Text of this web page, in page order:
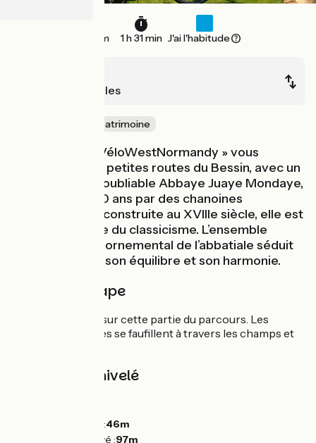
23 km 1 h 31 min J'ai l'habitude
Tilly-sur-Seulles
Nature & petit patrimoine
La véloroute « VéloWestNormandy » vous
conduira sur les petites routes du Bessin, avec un
passage par l’inoubliable Abbaye Juaye Mondaye,
édifiée il y a 800 ans par des chanoines
prémontrés. Reconstruite au XVIIIe siècle, elle est
un chef-d’œuvre du classicisme. L’ensemble
architectural et ornemental de l’abbatiale séduit
par sa sobriété, son équilibre et son harmonie.
Détail de l'étape
Aucune difficulté sur cette partie du parcours. Les
routes empruntées se faufillent à travers les champs et
Pentes et dénivelé
Point le plus bas :46m
Point le plus élevé :97m